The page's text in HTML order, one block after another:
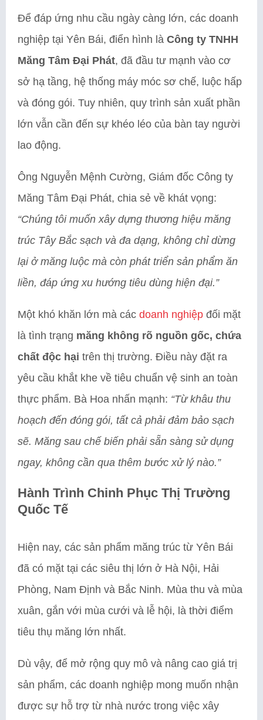
Để đáp ứng nhu cầu ngày càng lớn, các doanh
nghiệp tại Yên Bái, điển hình là Công ty TNHH
Măng Tâm Đại Phát, đã đầu tư mạnh vào cơ
sở hạ tầng, hệ thống máy móc sơ chế, luộc hấp
và đóng gói. Tuy nhiên, quy trình sản xuất phần
lớn vẫn cần đến sự khéo léo của bàn tay người
lao động.
Ông Nguyễn Mệnh Cường, Giám đốc Công ty
Măng Tâm Đại Phát, chia sẻ về khát vọng:
“Chúng tôi muốn xây dựng thương hiệu măng
trúc Tây Bắc sạch và đa dạng, không chỉ dừng
lại ở măng luộc mà còn phát triển sản phẩm ăn
liền, đáp ứng xu hướng tiêu dùng hiện đại.”
Một khó khăn lớn mà các doanh nghiệp đối mặt
là tình trạng măng không rõ nguồn gốc, chứa
chất độc hại trên thị trường. Điều này đặt ra
yêu cầu khắt khe về tiêu chuẩn vệ sinh an toàn
thực phẩm. Bà Hoa nhấn mạnh: “Từ khâu thu
hoạch đến đóng gói, tất cả phải đảm bảo sạch
sẽ. Măng sau chế biến phải sẵn sàng sử dụng
ngay, không cần qua thêm bước xử lý nào.”
Hành Trình Chinh Phục Thị Trường
Quốc Tế
Hiện nay, các sản phẩm măng trúc từ Yên Bái
đã có mặt tại các siêu thị lớn ở Hà Nội, Hải
Phòng, Nam Định và Bắc Ninh. Mùa thu và mùa
xuân, gắn với mùa cưới và lễ hội, là thời điểm
tiêu thụ măng lớn nhất.
Dù vậy, để mở rộng quy mô và nâng cao giá trị
sản phẩm, các doanh nghiệp mong muốn nhận
được sự hỗ trợ từ nhà nước trong việc xây